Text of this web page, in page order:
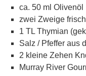
ca. 50 ml Olivenöl
zwei Zweige
1 TL Thymian
Salz / Pfeffer aus
2 kleine Zehen
Murray River